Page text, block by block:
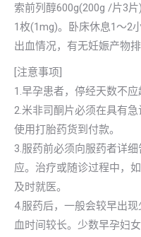
索前列醇600g(200g /片3
1枚(1mg)。卧床休息1～2
出血情况，有无妊娠产物排
[注意事项]
1.早孕患者，停经天数不
2.米非司酮片必须在具有
使用打胎药货到付款。
3.服药前必须向服药者详
应。治疗或随诊过程中，
及时就医。
4.服药后，一般会较早出
血时间较长。少数早孕妇